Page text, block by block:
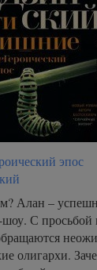
эпос
Алан –
С просьбой
олигархи.